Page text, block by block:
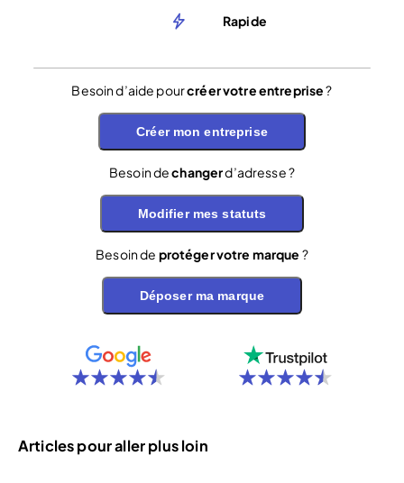
Rapide
Besoin d’aide pourcréer votre entreprise?
Créer mon entreprise
Besoin dechangerd’adresse ?
Modifier mes statuts
Besoin de protéger votre marque ?
Déposer ma marque
Articles pour aller plus loin